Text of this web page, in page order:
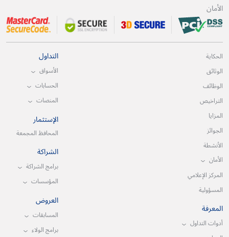
الأمان
الحكاية
الوثائق
الوظائف
التراخيص
المزايا
الجوائز
الأنشطة
الأمان
المركز الإعلامي
المسؤولية
المعرفة
أدوات التداول
التداول
الأسواق
الحسابات
المنصات
الإستثمار
المحافظ المجمعة
الشراكة
برامج الشراكة
المؤسسات
العروض
المسابقات
برامج الولاء